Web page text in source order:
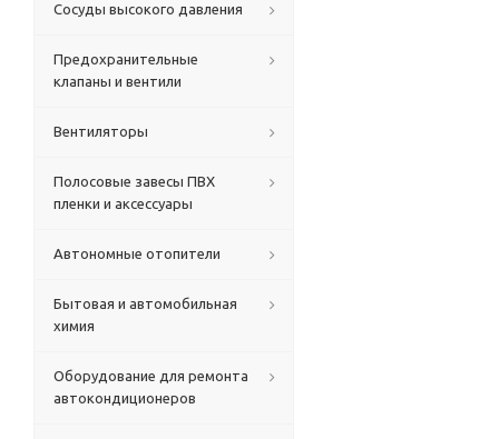
Сосуды высокого давления
Предохранительные
клапаны и вентили
Вентиляторы
Полосовые завесы ПВХ
пленки и аксессуары
Автономные отопители
Бытовая и автомобильная
химия
Оборудование для ремонта
автокондиционеров